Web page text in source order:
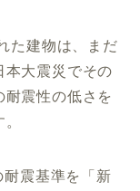
た建物は、まだ
本大震災でその
震性の低さを
震基準を「新